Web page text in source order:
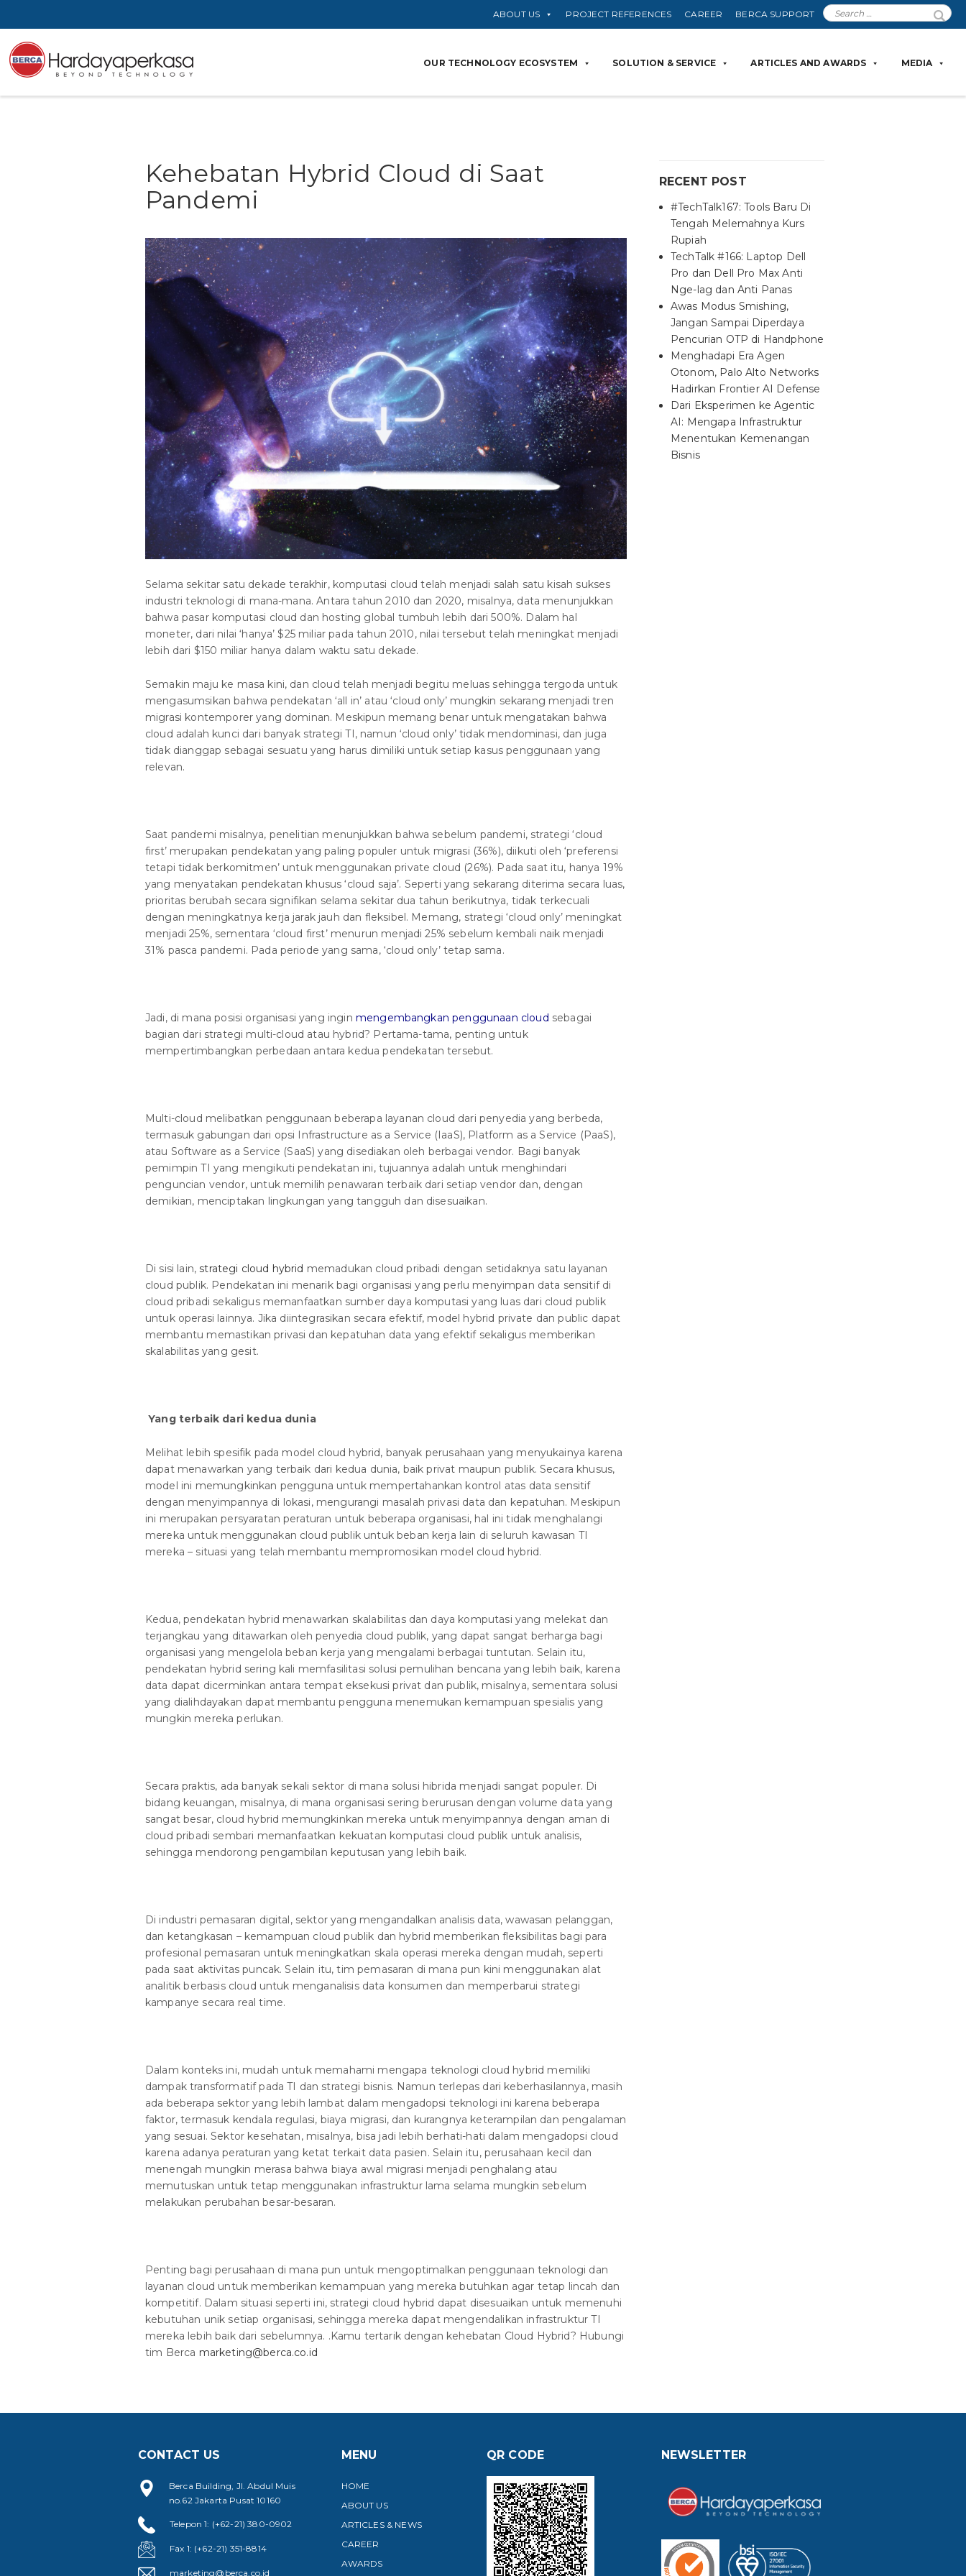
ABOUT US PROJECT REFERENCES CAREER BERCA SUPPORT
OUR TECHNOLOGY ECOSYSTEM SOLUTION & SERVICE ARTICLES AND AWARDS MEDIA
Kehebatan Hybrid Cloud di Saat
Pandemi
Selama sekitar satu dekade terakhir, komputasi cloud telah menjadi salah satu kisah sukses
industri teknologi di mana-mana. Antara tahun 2010 dan 2020, misalnya, data menunjukkan
bahwa pasar komputasi cloud dan hosting global tumbuh lebih dari 500%. Dalam hal
moneter, dari nilai ‘hanya’ $25 miliar pada tahun 2010, nilai tersebut telah meningkat menjadi
lebih dari $150 miliar hanya dalam waktu satu dekade.
Semakin maju ke masa kini, dan cloud telah menjadi begitu meluas sehingga tergoda untuk
mengasumsikan bahwa pendekatan ‘all in’ atau ‘cloud only’ mungkin sekarang menjadi tren
migrasi kontemporer yang dominan. Meskipun memang benar untuk mengatakan bahwa
cloud adalah kunci dari banyak strategi TI, namun ‘cloud only’ tidak mendominasi, dan juga
tidak dianggap sebagai sesuatu yang harus dimiliki untuk setiap kasus penggunaan yang
relevan.
Saat pandemi misalnya, penelitian menunjukkan bahwa sebelum pandemi, strategi ‘cloud
first’ merupakan pendekatan yang paling populer untuk migrasi (36%), diikuti oleh ‘preferensi
tetapi tidak berkomitmen’ untuk menggunakan private cloud (26%). Pada saat itu, hanya 19%
yang menyatakan pendekatan khusus ‘cloud saja’. Seperti yang sekarang diterima secara luas,
prioritas berubah secara signifikan selama sekitar dua tahun berikutnya, tidak terkecuali
dengan meningkatnya kerja jarak jauh dan fleksibel. Memang, strategi ‘cloud only’ meningkat
menjadi 25%, sementara ‘cloud first’ menurun menjadi 25% sebelum kembali naik menjadi
31% pasca pandemi. Pada periode yang sama, ‘cloud only’ tetap sama.
Jadi, di mana posisi organisasi yang ingin mengembangkan penggunaan cloud sebagai
bagian dari strategi multi-cloud atau hybrid? Pertama-tama, penting untuk
mempertimbangkan perbedaan antara kedua pendekatan tersebut.
Multi-cloud melibatkan penggunaan beberapa layanan cloud dari penyedia yang berbeda,
termasuk gabungan dari opsi Infrastructure as a Service (IaaS), Platform as a Service (PaaS),
atau Software as a Service (SaaS) yang disediakan oleh berbagai vendor. Bagi banyak
pemimpin TI yang mengikuti pendekatan ini, tujuannya adalah untuk menghindari
penguncian vendor, untuk memilih penawaran terbaik dari setiap vendor dan, dengan
demikian, menciptakan lingkungan yang tangguh dan disesuaikan.
Di sisi lain, strategi cloud hybrid memadukan cloud pribadi dengan setidaknya satu layanan
cloud publik. Pendekatan ini menarik bagi organisasi yang perlu menyimpan data sensitif di
cloud pribadi sekaligus memanfaatkan sumber daya komputasi yang luas dari cloud publik
untuk operasi lainnya. Jika diintegrasikan secara efektif, model hybrid private dan public dapat
membantu memastikan privasi dan kepatuhan data yang efektif sekaligus memberikan
skalabilitas yang gesit.
Yang terbaik dari kedua dunia
Melihat lebih spesifik pada model cloud hybrid, banyak perusahaan yang menyukainya karena
dapat menawarkan yang terbaik dari kedua dunia, baik privat maupun publik. Secara khusus,
model ini memungkinkan pengguna untuk mempertahankan kontrol atas data sensitif
dengan menyimpannya di lokasi, mengurangi masalah privasi data dan kepatuhan. Meskipun
ini merupakan persyaratan peraturan untuk beberapa organisasi, hal ini tidak menghalangi
mereka untuk menggunakan cloud publik untuk beban kerja lain di seluruh kawasan TI
mereka – situasi yang telah membantu mempromosikan model cloud hybrid.
Kedua, pendekatan hybrid menawarkan skalabilitas dan daya komputasi yang melekat dan
terjangkau yang ditawarkan oleh penyedia cloud publik, yang dapat sangat berharga bagi
organisasi yang mengelola beban kerja yang mengalami berbagai tuntutan. Selain itu,
pendekatan hybrid sering kali memfasilitasi solusi pemulihan bencana yang lebih baik, karena
data dapat dicerminkan antara tempat eksekusi privat dan publik, misalnya, sementara solusi
yang dialihdayakan dapat membantu pengguna menemukan kemampuan spesialis yang
mungkin mereka perlukan.
Secara praktis, ada banyak sekali sektor di mana solusi hibrida menjadi sangat populer. Di
bidang keuangan, misalnya, di mana organisasi sering berurusan dengan volume data yang
sangat besar, cloud hybrid memungkinkan mereka untuk menyimpannya dengan aman di
cloud pribadi sembari memanfaatkan kekuatan komputasi cloud publik untuk analisis,
sehingga mendorong pengambilan keputusan yang lebih baik.
Di industri pemasaran digital, sektor yang mengandalkan analisis data, wawasan pelanggan,
dan ketangkasan – kemampuan cloud publik dan hybrid memberikan fleksibilitas bagi para
profesional pemasaran untuk meningkatkan skala operasi mereka dengan mudah, seperti
pada saat aktivitas puncak. Selain itu, tim pemasaran di mana pun kini menggunakan alat
analitik berbasis cloud untuk menganalisis data konsumen dan memperbarui strategi
kampanye secara real time.
Dalam konteks ini, mudah untuk memahami mengapa teknologi cloud hybrid memiliki
dampak transformatif pada TI dan strategi bisnis. Namun terlepas dari keberhasilannya, masih
ada beberapa sektor yang lebih lambat dalam mengadopsi teknologi ini karena beberapa
faktor, termasuk kendala regulasi, biaya migrasi, dan kurangnya keterampilan dan pengalaman
yang sesuai. Sektor kesehatan, misalnya, bisa jadi lebih berhati-hati dalam mengadopsi cloud
karena adanya peraturan yang ketat terkait data pasien. Selain itu, perusahaan kecil dan
menengah mungkin merasa bahwa biaya awal migrasi menjadi penghalang atau
memutuskan untuk tetap menggunakan infrastruktur lama selama mungkin sebelum
melakukan perubahan besar-besaran.
Penting bagi perusahaan di mana pun untuk mengoptimalkan penggunaan teknologi dan
layanan cloud untuk memberikan kemampuan yang mereka butuhkan agar tetap lincah dan
kompetitif. Dalam situasi seperti ini, strategi cloud hybrid dapat disesuaikan untuk memenuhi
kebutuhan unik setiap organisasi, sehingga mereka dapat mengendalikan infrastruktur TI
mereka lebih baik dari sebelumnya. .Kamu tertarik dengan kehebatan Cloud Hybrid? Hubungi
tim Berca marketing@berca.co.id
RECENT POST
#TechTalk167: Tools Baru Di
Tengah Melemahnya Kurs
Rupiah
TechTalk #166: Laptop Dell
Pro dan Dell Pro Max Anti
Nge-lag dan Anti Panas
Awas Modus Smishing,
Jangan Sampai Diperdaya
Pencurian OTP di Handphone
Menghadapi Era Agen
Otonom, Palo Alto Networks
Hadirkan Frontier AI Defense
Dari Eksperimen ke Agentic
AI: Mengapa Infrastruktur
Menentukan Kemenangan
Bisnis
CONTACT US
Berca Building, Jl. Abdul Muis
no.62 Jakarta Pusat 10160
Telepon 1: (+62-21) 380-0902
Fax 1: (+62-21) 351-8814
marketing@berca.co.id
MENU
HOME
ABOUT US
ARTICLES & NEWS
CAREER
AWARDS
QR CODE NEWSLETTER